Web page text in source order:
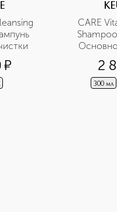
¤
CARE
2
300 мл